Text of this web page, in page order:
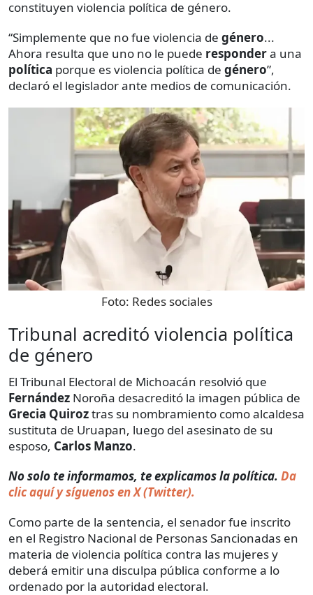
constituyen violencia política de género.
“Simplemente que no fue violencia de género...
Ahora resulta que uno no le puede respondera una
política porque es violencia política de género”,
declaró el legislador ante medios de comunicación.
Foto: Redes sociales
Tribunal acreditó violencia política
de género
El Tribunal Electoral de Michoacán resolvió que
Fernández Noroña desacreditó la imagen pública de
Grecia Quiroztras su nombramiento como alcaldesa
sustituta de Uruapan, luego del asesinato de su
esposo, Carlos Manzo.
No solo te informamos, te explicamos la política. Da
clic aquí y síguenos en X (Twitter).
Como parte de la sentencia, el senador fue inscrito
en el Registro Nacional de Personas Sancionadas en
materia de violencia política contra las mujeres y
deberá emitir una disculpa pública conforme a lo
ordenado por la autoridad electoral.